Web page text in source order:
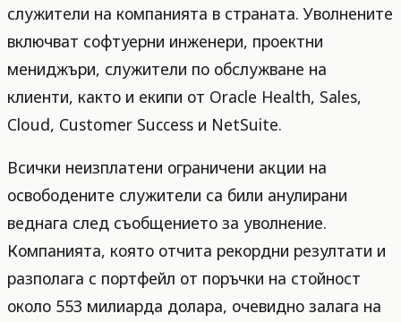
служители на компанията в страната. Уволнените
включват софтуерни инженери, проектни
мениджъри, служители по обслужване на
клиенти, както и екипи от Oracle Health, Sales,
Cloud, Customer Success и NetSuite.
Всички неизплатени ограничени акции на
освободените служители са били анулирани
веднага след съобщението за уволнение.
Компанията, която отчита рекордни резултати и
разполага с портфейл от поръчки на стойност
около 553 милиарда долара, очевидно залага на